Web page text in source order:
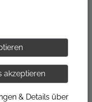
akzeptieren
& Details über